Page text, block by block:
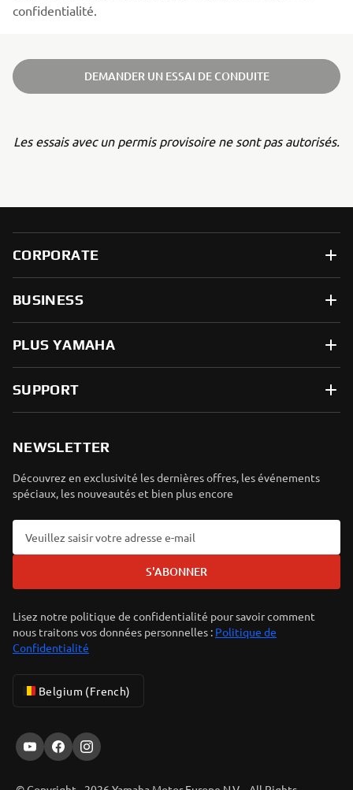
LOCATOR
confidentialité.
DEMANDER UN ESSAI DE CONDUITE
Les essais avec un permis provisoire ne sont pas autorisés.
CORPORATE
BUSINESS
PLUS YAMAHA
SUPPORT
NEWSLETTER
Découvrez en exclusivité les dernières offres, les événements
spéciaux, les nouveautés et bien plus encore
S'ABONNER
Lisez notre politique de confidentialité pour savoir comment
nous traitons vos données personnelles : Politique de
Confidentialité
Belgium (French)